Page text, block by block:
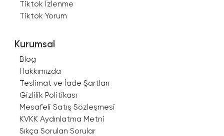
Tiktok İzlenme
Tiktok Yorum
Kurumsal
Blog
Hakkımızda
Teslimat ve İade Şartları
Gizlilik Politikası
Mesafeli Satış Sözleşmesi
KVKK Aydınlatma Metni
Sıkça Sorulan Sorular